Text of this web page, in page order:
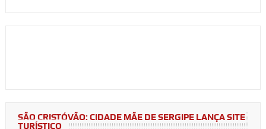
SÃO CRISTÓVÃO: CIDADE MÃE DE SERGIPE LANÇA SITE
TURÍSTICO